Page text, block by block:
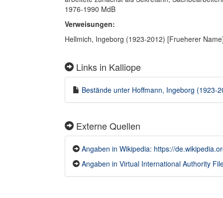
1976-1990 MdB
Verweisungen:
Hellmich, Ingeborg (1923-2012) [Frueherer
Links in Kalliope
Bestände unter Hoffmann, Ingeborg (1923-
Externe Quellen
Angaben in Wikipedia: https://
Angaben in Virtual International Authority